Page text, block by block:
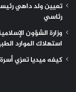
تعيين ولد داهي
رئاسي
وزارة الشؤون
استهلاك الموارد
كيفه ميديا تعزي